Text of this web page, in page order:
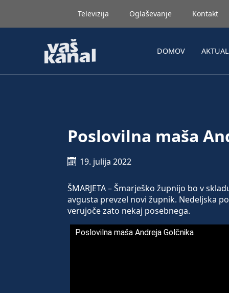
Televizija Oglaševanje Kontakt
DOMOV
Poslovilna maša
19. julija 2022
ŠMARJETA – Šmarješko župnijo bo v
avgusta prevzel novi župnik. Nedeljska
verujoče zato nekaj posebnega.
Poslovilna maša Andreja Golčnika